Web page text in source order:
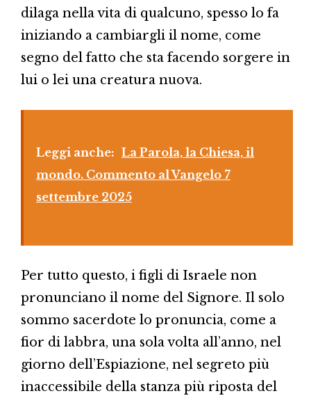
dilaga nella vita di qualcuno, spesso lo fa
iniziando a cambiargli il nome, come
segno del fatto che sta facendo sorgere in
lui o lei una creatura nuova.
Leggi anche: La Parola, la Chiesa, il
mondo. Commento al Vangelo 7
settembre 2025
Per tutto questo, i figli di Israele non
pronunciano il nome del Signore. Il solo
sommo sacerdote lo pronuncia, come a
fior di labbra, una sola volta all’anno, nel
giorno dell’Espiazione, nel segreto più
inaccessibile della stanza più riposta del